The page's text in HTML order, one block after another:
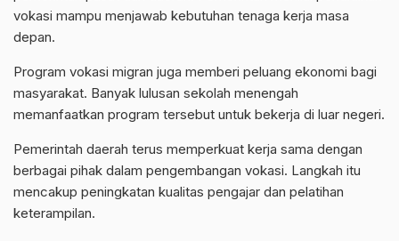
vokasi mampu menjawab kebutuhan tenaga kerja masa
depan.
Program vokasi migran juga memberi peluang ekonomi bagi
masyarakat. Banyak lulusan sekolah menengah
memanfaatkan program tersebut untuk bekerja di luar negeri.
Pemerintah daerah terus memperkuat kerja sama dengan
berbagai pihak dalam pengembangan vokasi. Langkah itu
mencakup peningkatan kualitas pengajar dan pelatihan
keterampilan.